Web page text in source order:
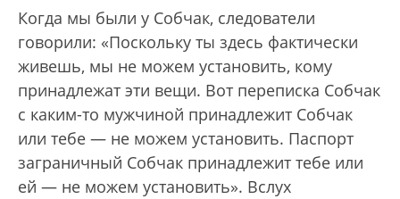
Когда мы были у Собчак, следователи
говорили: «Поскольку ты здесь фактически
живешь, мы не можем установить, кому
принадлежат эти вещи. Вот переписка Собчак
с каким-то мужчиной принадлежит Собчак
или тебе — не можем установить. Паспорт
заграничный Собчак принадлежит тебе или
ей — не можем установить». Вслух